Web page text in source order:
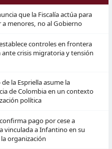
que la Fiscalía actúa para
a menores, no al Gobierno
controles en frontera
ante crisis migratoria y tensión
la Espriella asume la
de Colombia en un contexto
política
confirma pago por cese a
vinculada a Infantino en su
organización